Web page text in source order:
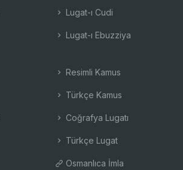
Lugat-ı Cudi
Lugat-ı Ebuzziya
Resimli Kamus
Türkçe Kamus
Coğrafya Lugatı
Türkçe Lugat
Osmanlıca İmla